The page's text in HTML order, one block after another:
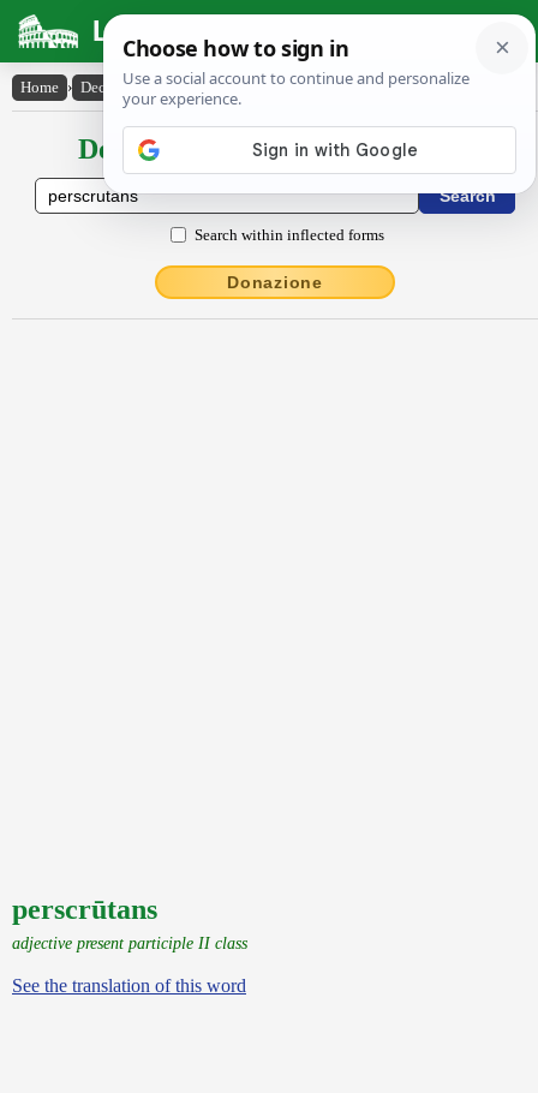
Latin Dictionary
Home › Declensions / Conjugations › perscrūtans
Declensions / Conjugations latin
Search within inflected forms
Donazione
perscrūtans
adjective present participle II class
See the translation of this word